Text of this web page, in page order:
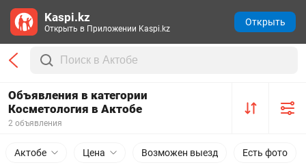
Объявления в категории
Косметология в Актобе
2 объявления
Актобе Цена Возможен выезд Есть фото
Kaspi.kz
Открыть в Приложении Kaspi.kz
Открыть